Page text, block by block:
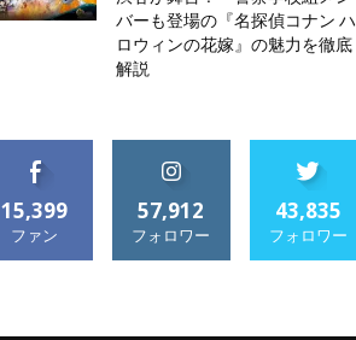
バーも登場の『名探偵コナン ハ
ロウィンの花嫁』の魅力を徹底
解説
15,399
ファン
57,912
フォロワー
43,835
フォロワー